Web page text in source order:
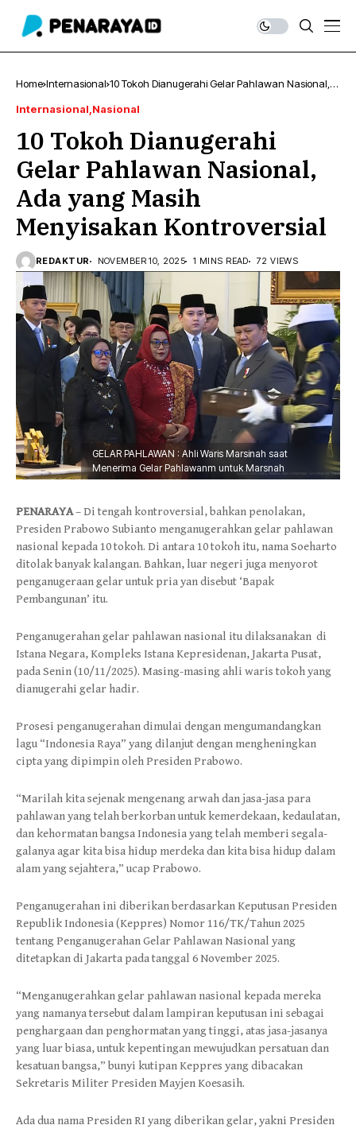
Home Internasional 10 Tokoh Dianugerahi Gelar Pahlawan Nasional,
Internasional Nasional
10 Tokoh Dianugerahi
Gelar Pahlawan Nasional,
Ada yang Masih
Menyisakan Kontroversial
REDAKTUR NOVEMBER 10, 2025 1 MINS READ 72 VIEWS
GELAR PAHLAWAN : Ahli Waris Marsinah saat
Menerima Gelar Pahlawanm untuk Marsnah
PENARAYA– Di tengah kontroversial, bahkan penolakan,
Presiden Prabowo Subianto menganugerahkan gelar pahlawan
nasional kepada 10 tokoh. Di antara 10 tokoh itu, nama Soeharto
ditolak banyak kalangan. Bahkan, luar negeri juga menyorot
penganugeraan gelar untuk pria yan disebut ‘Bapak
Pembangunan’ itu.
Penganugerahan gelar pahlawan nasional itu dilaksanakan di
Istana Negara, Kompleks Istana Kepresidenan, Jakarta Pusat,
pada Senin (10/11/2025). Masing-masing ahli waris tokoh yang
dianugerahi gelar hadir.
Prosesi penganugerahan dimulai dengan mengumandangkan
lagu “Indonesia Raya” yang dilanjut dengan mengheningkan
cipta yang dipimpin oleh Presiden Prabowo.
“Marilah kita sejenak mengenang arwah dan jasa-jasa para
pahlawan yang telah berkorban untuk kemerdekaan, kedaulatan,
dan kehormatan bangsa Indonesia yang telah memberi segala-
galanya agar kita bisa hidup merdeka dan kita bisa hidup dalam
alam yang sejahtera,” ucap Prabowo.
Penganugerahan ini diberikan berdasarkan Keputusan Presiden
Republik Indonesia (Keppres) Nomor 116/TK/Tahun 2025
tentang Penganugerahan Gelar Pahlawan Nasional yang
ditetapkan di Jakarta pada tanggal 6 November 2025.
“Menganugerahkan gelar pahlawan nasional kepada mereka
yang namanya tersebut dalam lampiran keputusan ini sebagai
penghargaan dan penghormatan yang tinggi, atas jasa-jasanya
yang luar biasa, untuk kepentingan mewujudkan persatuan dan
kesatuan bangsa,” bunyi kutipan Keppres yang dibacakan
Sekretaris Militer Presiden Mayjen Koesasih.
Ada dua nama Presiden RI yang diberikan gelar, yakni Presiden